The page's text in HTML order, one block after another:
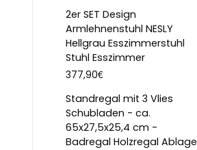
2er SET Design
Armlehnenstuhl NESLY
Hellgrau Esszimmerstuhl
Stuhl Esszimmer
377,90€
Standregal mit 3 Vlies
Schubladen - ca.
65x27,5x25,4 cm -
Badregal Holzregal Ablage